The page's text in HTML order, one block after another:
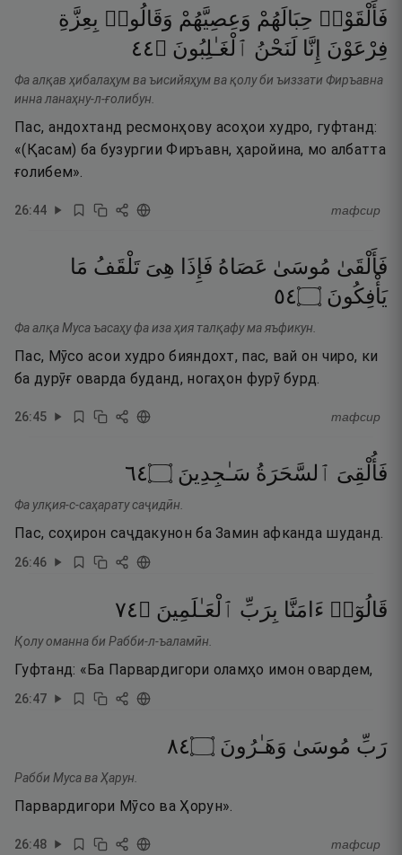
فَأَلْقَوْا۟ حِبَالَهُمْ وَعِصِيَّهُمْ وَقَالُوا۟ بِعِزَّةِ
فِرْعَوْنَ إِنَّا لَنَحْنُ ٱلْغَـٰلِبُونَ ۝٤٤
Фа алқав ҳибалаҳум ва ъисийяҳум ва қолу би ъиззати Фиръавна
инна ланаҳну-л-ғолибун.
Пас, андохтанд ресмонҳову асоҳои худро, гуфтанд:
«(Қасам) ба бузургии Фиръавн, ҳаройина, мо албатта
ғолибем».
26:44 тафсир
فَأَلْقَىٰ مُوسَىٰ عَصَاهُ فَإِذَا هِىَ تَلْقَفُ مَا
يَأْفِكُونَ ۝٤٥
Фа алқа Муса ъасаҳу фа иза ҳия талқафу ма яъфикун.
Пас, Мӯсо асои худро бияндохт, пас, вай он чиро, ки
ба дурӯғ оварда буданд, ногаҳон фурӯ бурд.
26:45 тафсир
فَأُلْقِىَ ٱلسَّحَرَةُ سَـٰجِدِينَ ۝٤٦
Фа улқия-с-саҳарату саҷидӣн.
Пас, соҳирон саҷдакунон ба Замин афканда шуданд.
26:46
قَالُوٓا۟ ءَامَنَّا بِرَبِّ ٱلْعَـٰلَمِينَ ۝٤٧
Қолу оманна би Рабби-л-ъаламӣн.
Гуфтанд: «Ба Парвардигори оламҳо имон овардем,
26:47
رَبِّ مُوسَىٰ وَهَـٰرُونَ ۝٤٨
Рабби Муса ва Ҳарун.
Парвардигори Мӯсо ва Ҳорун».
26:48 тафсир